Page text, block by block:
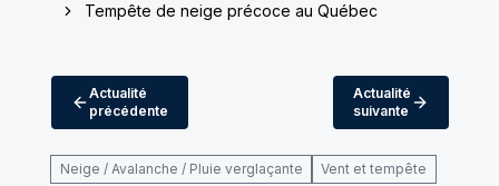
Tempête de neige précoce au Québec
Actualité
précédente
Actualité
suivante
Neige / Avalanche / Pluie verglaçante Vent et tempête